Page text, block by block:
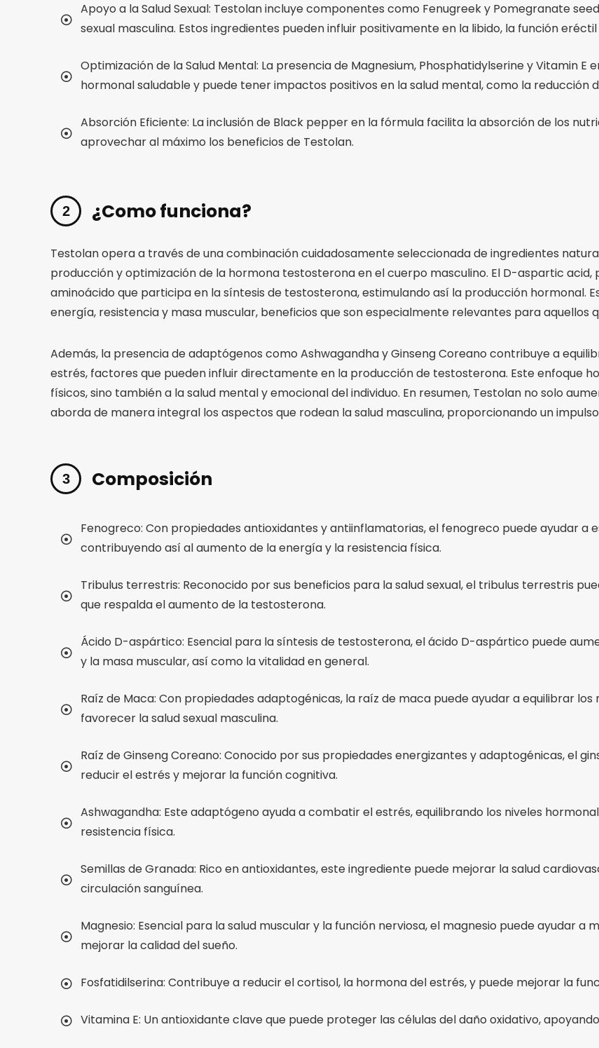
Apoyo a la Salud Sexual: Testolan incluye componentes como Fenugreek y Pomegranate
sexual masculina. Estos ingredientes pueden influir positivamente en la libido, la función
Optimización de la Salud Mental: La presencia de Magnesium, Phosphatidylserine y Vitamin
hormonal saludable y puede tener impactos positivos en la salud mental, como la reducción
Absorción Eficiente: La inclusión de Black pepper en la fórmula facilita la absorción de los
aprovechar al máximo los beneficios de Testolan.
¿Como funciona?
Testolan opera a través de una combinación cuidadosamente seleccionada de ingredientes
producción y optimización de la hormona testosterona en el cuerpo masculino. El D-aspartic
aminoácido que participa en la síntesis de testosterona, estimulando así la producción hormonal.
energía, resistencia y masa muscular, beneficios que son especialmente relevantes para aquellos
Además, la presencia de adaptógenos como Ashwagandha y Ginseng Coreano contribuye a
estrés, factores que pueden influir directamente en la producción de testosterona. Este enfoque
físicos, sino también a la salud mental y emocional del individuo. En resumen, Testolan no solo
aborda de manera integral los aspectos que rodean la salud masculina, proporcionando un
Composición
Fenogreco: Con propiedades antioxidantes y antiinflamatorias, el fenogreco puede ayudar
contribuyendo así al aumento de la energía y la resistencia física.
Tribulus terrestris: Reconocido por sus beneficios para la salud sexual, el tribulus terrestris
que respalda el aumento de la testosterona.
Ácido D-aspártico: Esencial para la síntesis de testosterona, el ácido D-aspártico puede
y la masa muscular, así como la vitalidad en general.
Raíz de Maca: Con propiedades adaptogénicas, la raíz de maca puede ayudar a equilibrar
favorecer la salud sexual masculina.
Raíz de Ginseng Coreano: Conocido por sus propiedades energizantes y adaptogénicas, el
reducir el estrés y mejorar la función cognitiva.
Ashwagandha: Este adaptógeno ayuda a combatir el estrés, equilibrando los niveles
resistencia física.
Semillas de Granada: Rico en antioxidantes, este ingrediente puede mejorar la salud
circulación sanguínea.
Magnesio: Esencial para la salud muscular y la función nerviosa, el magnesio puede ayudar
mejorar la calidad del sueño.
Fosfatidilserina: Contribuye a reducir el cortisol, la hormona del estrés, y puede mejorar la
Vitamina E: Un antioxidante clave que puede proteger las células del daño oxidativo,